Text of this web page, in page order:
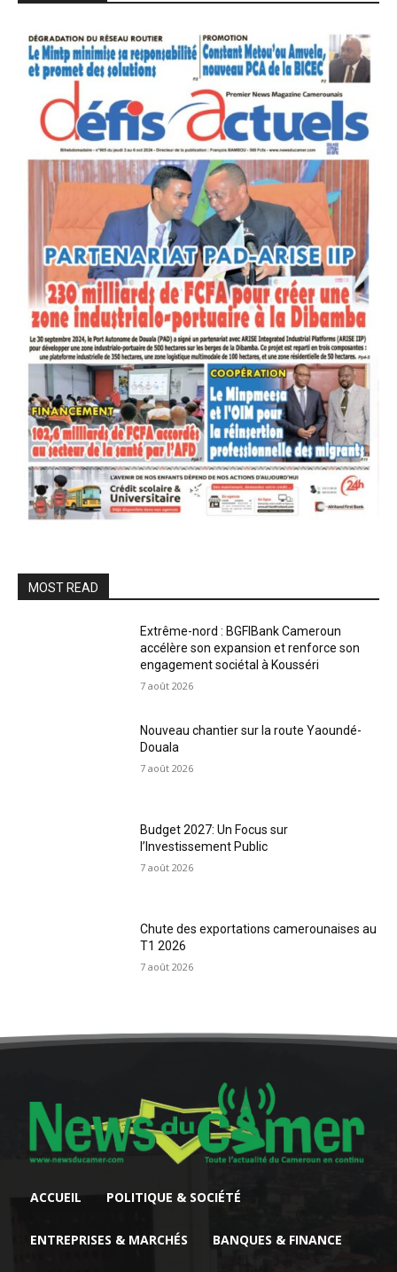
MOST READ
Extrême-nord : BGFIBank Cameroun
accélère son expansion et renforce son
engagement sociétal à Kousséri
7 août 2026
Nouveau chantier sur la route Yaoundé-
Douala
7 août 2026
Budget 2027: Un Focus sur
l’Investissement Public
7 août 2026
Chute des exportations camerounaises au
T1 2026
7 août 2026
ACCUEIL POLITIQUE & SOCIÉTÉ
ENTREPRISES & MARCHÉS BANQUES & FINANCE